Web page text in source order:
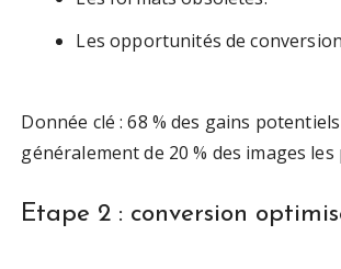
Les opportunités de conversion
Donnée clé : 68 % des gains
généralement de 20 % des images
Etape 2 : conversion